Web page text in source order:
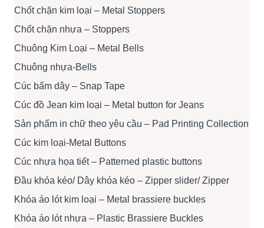
Chốt chặn kim loại – Metal Stoppers
Chốt chặn nhựa – Stoppers
Chuông Kim Loại – Metal Bells
Chuông nhựa-Bells
Cúc bấm dây – Snap Tape
Cúc đồ Jean kim loại – Metal button for Jeans
Sản phẩm in chữ theo yêu cầu – Pad Printing Collection
Cúc kim loại-Metal Buttons
Cúc nhựa họa tiết – Patterned plastic buttons
Đầu khóa kéo/ Dây khóa kéo – Zipper slider/ Zipper
Khóa áo lót kim loại – Metal brassiere buckles
Khóa áo lót nhựa – Plastic Brassiere Buckles